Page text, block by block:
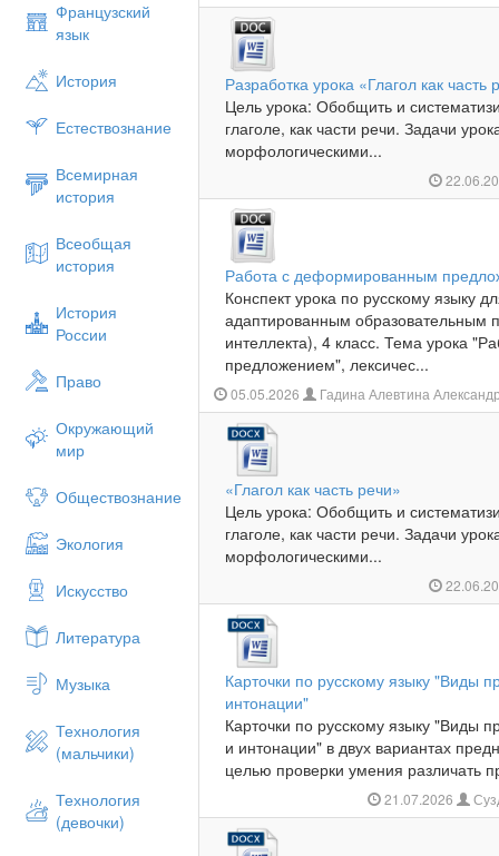
Французский
язык
История
Естествознание
Всемирная
история
Всеобщая
история
История
России
Право
Окружающий
мир
Обществознание
Экология
Искусство
Литература
Музыка
Технология
(мальчики)
Технология
(девочки)
Разработка урока «Глагол как часть
Цель урока: Обобщить и
глаголе, как части речи. Задачи
морфологическими...
Работа с деформированным
Конспект урока по русскому языку
адаптированным образовательным
интеллекта), 4 класс. Тема урока
предложением", лексичес...
05.05.2026 Гадина Алевтина
«Глагол как часть речи»
Цель урока: Обобщить и
глаголе, как части речи. Задачи
морфологическими...
Карточки по русскому языку "Виды
интонации"
Карточки по русскому языку "Виды
и интонации" в двух вариантах
целью проверки умения различать
21.07.2026